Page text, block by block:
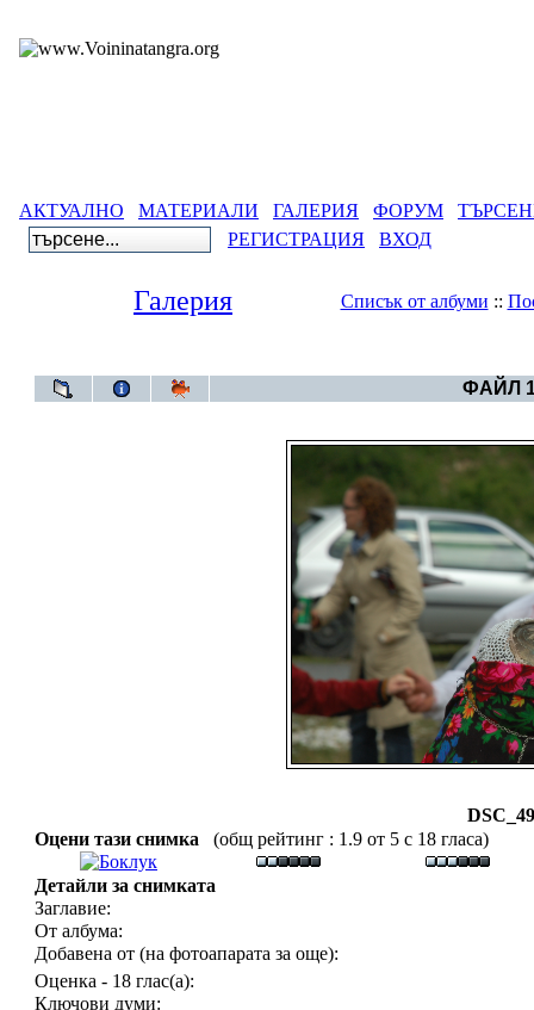
АКТУАЛНО МАТЕРИАЛИ ГАЛЕРИЯ ФОРУМ
РЕГИСТРАЦИЯ
ВХОД
Галерия Списък от албуми ::
ФАЙЛ
Оцени тази снимка
(общ рейтинг : 1.9 от 5 с 18 гласа)
Детайли за снимката
Заглавие:
От албума:
Добавена от (на фотоапарата за още):
Оценка - 18 глас(а):
Ключови думи: